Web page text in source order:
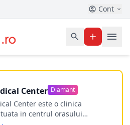
Cont
Center Diamant
Center este o clinica
in centrul orasului